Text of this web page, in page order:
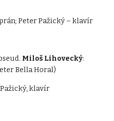
Peter Pažický – klavír
Miloš Lihovecký:
Bella Horal)
klavír